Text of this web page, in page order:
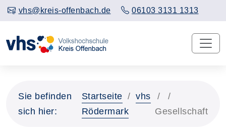
vhs@kreis-offenbach.de 06103 3131 1313
Sie befinden
sich hier:
Startseite
vhs
Rödermark
Gesellschaft